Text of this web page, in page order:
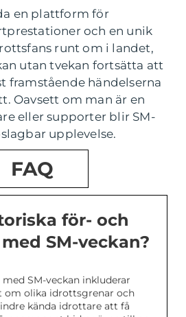
en plattform för
och en unik
runt om i landet,
utan tvekan fortsätta att
framstående händelserna
Oavsett om man är en
eller supporter blir SM-
upplevelse.
FAQ
för- och
SM-veckan?
SM-veckan inkluderar
om olika idrottsgrenar och
kända idrottare att få